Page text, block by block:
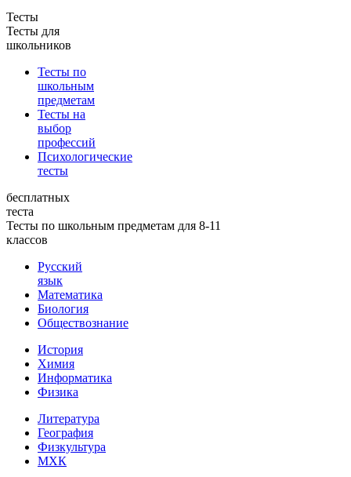
Тесты
Тесты для
школьников
Тесты по
школьным
предметам
Тесты на
выбор
профессий
Психологические
тесты
бесплатных
теста
Тесты по школьным предметам для 8-11
классов
Русский
язык
Математика
Биология
Обществознание
История
Химия
Информатика
Физика
Литература
География
Физкультура
МХК